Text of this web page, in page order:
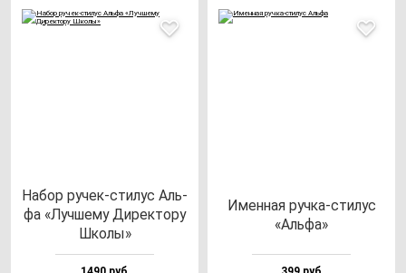
Набор ру­чек-сти­лус Аль­
фа «Луч­ше­му Дирек­то­ру
Шко­лы»
Имен­ная руч­ка-сти­лус
«Аль­фа»